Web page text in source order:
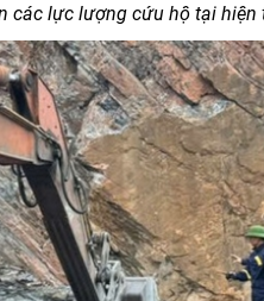
các lực lượng cứu hộ tại hiện